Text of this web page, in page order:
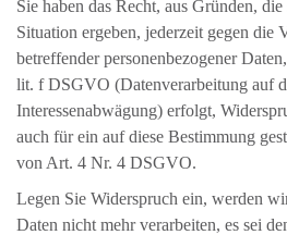
Sie haben das Recht, aus Gründen,
Situation ergeben, jederzeit gegen die
betreffender personenbezogener
lit. f DSGVO (Datenverarbeitung auf
Interessenabwägung) erfolgt,
auch für ein auf diese Bestimmung
von Art. 4 Nr. 4 DSGVO.
Legen Sie Widerspruch ein, werden
Daten nicht mehr verarbeiten, es sei